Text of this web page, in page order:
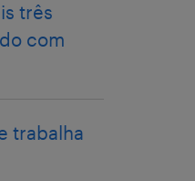
três
com
trabalha